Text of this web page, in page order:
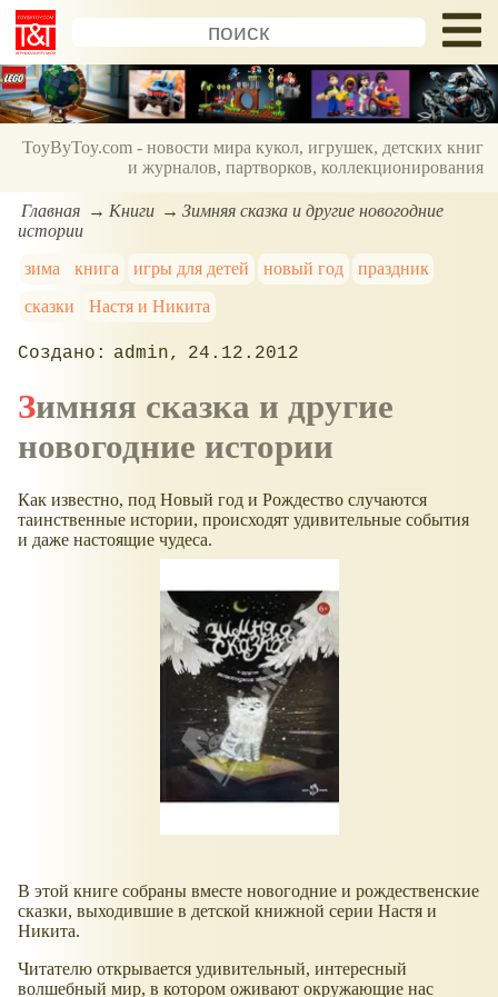
ToyByToy.com - новости мира кукол, игрушек, детских книг
и журналов, партворков, коллекционирования
Главная Книги
Зимняя сказка и другие новогодние
истории
зима
книга игры для детей новый год
праздник
сказки
Настя и Никита
admin 24.12.2012
Зимняя сказка и другие
новогодние истории
Как известно, под Новый год и Рождество случаются
таинственные истории, происходят удивительные события
и даже настоящие чудеса.
В этой книге собраны вместе новогодние и рождественские
сказки, выходившие в детской книжной серии Настя и
Никита.
Читателю открывается удивительный, интересный
волшебный мир, в котором оживают окружающие нас